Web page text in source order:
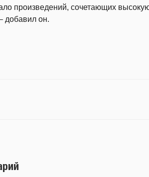
произведений, сочетающих
добавил он.